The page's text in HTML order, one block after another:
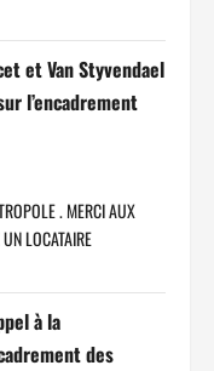
et Van Styvendael
l’encadrement
. MERCI AUX
LOCATAIRE
à la
des